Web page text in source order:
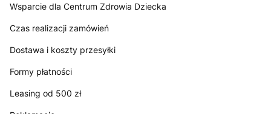
Wsparcie dla Centrum Zdrowia Dziecka
Czas realizacji zamówień
Dostawa i koszty przesyłki
Formy płatności
Leasing od 500 zł